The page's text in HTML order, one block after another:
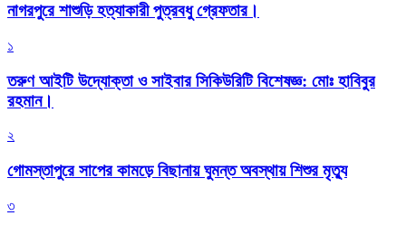
নাগরপুরে শাশুড়ি হত্যাকারী পুত্রবধু গ্রেফতার।
১
তরুণ আইটি উদ্যোক্তা ও সাইবার সিকিউরিটি বিশেষজ্ঞ: মোঃ হাবিবুর
রহমান।
২
গোমস্তাপুরে সাপের কামড়ে বিছানায় ঘুমন্ত অবস্থায় শিশুর মৃত্যু
৩